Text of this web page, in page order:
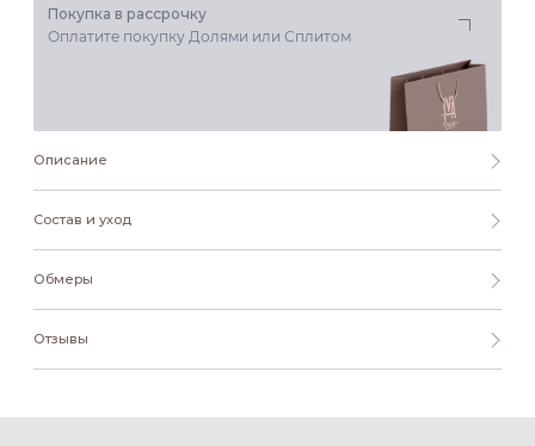
Покупка в рассрочку
Оплатите покупку Долями или Сплитом
Описание
Состав и уход
Обмеры
Отзывы